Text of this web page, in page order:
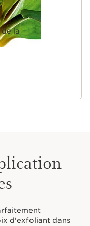
la
d'exfoliant dans